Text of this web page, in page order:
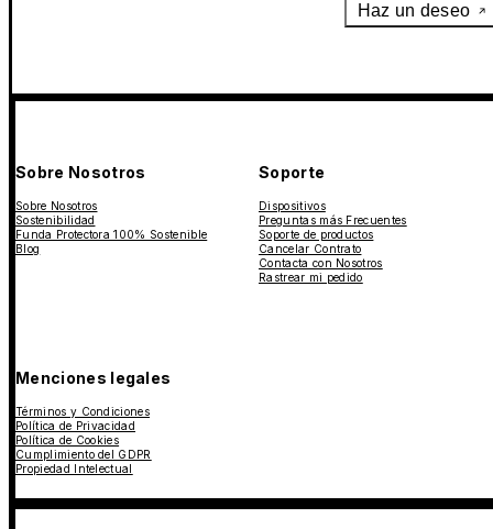
Haz un deseo
Sobre Nosotros
Sobre Nosotros
Sostenibilidad
Funda Protectora 100% Sostenible
Blog
Soporte
Dispositivos
Preguntas más Frecuentes
Soporte de productos
Cancelar Contrato
Contacta con Nosotros
Rastrear mi pedido
Menciones legales
Términos y Condiciones
Política de Privacidad
Política de Cookies
Cumplimiento del GDPR
Propiedad Intelectual